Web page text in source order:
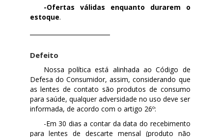
-Ofertas válidas enquanto durarem o
estoque.
Defeito
Nossa política está alinhada ao Código de
Defesa do Consumidor, assim, considerando que
as lentes de contato são produtos de consumo
para saúde, qualquer adversidade no uso deve ser
informada, de acordo com o artigo 26º:
-Em 30 dias a contar da data do recebimento
para lentes de descarte mensal (produto não